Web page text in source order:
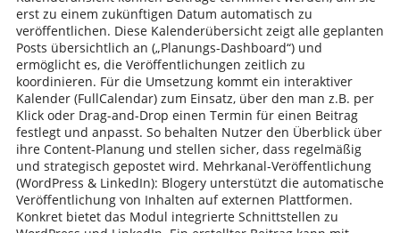
erst zu einem zukünftigen Datum automatisch zu
veröffentlichen. Diese Kalenderübersicht zeigt alle geplanten
Posts übersichtlich an („Planungs-Dashboard“) und
ermöglicht es, die Veröffentlichungen zeitlich zu
koordinieren. Für die Umsetzung kommt ein interaktiver
Kalender (FullCalendar) zum Einsatz, über den man z.B. per
Klick oder Drag-and-Drop einen Termin für einen Beitrag
festlegt und anpasst. So behalten Nutzer den Überblick über
ihre Content-Planung und stellen sicher, dass regelmäßig
und strategisch gepostet wird. Mehrkanal-Veröffentlichung
(WordPress & LinkedIn): Blogery unterstützt die automatische
Veröffentlichung von Inhalten auf externen Plattformen.
Konkret bietet das Modul integrierte Schnittstellen zu